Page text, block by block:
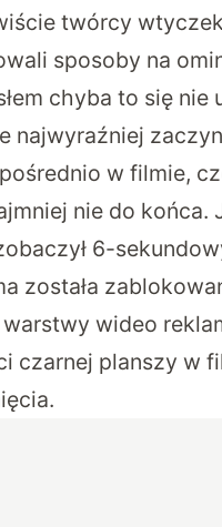
twórcy
sposoby na
chyba to się
najwyraźniej
w filmie,
nie do końca.
6-
została
warstwy wideo
czarnej planszy w